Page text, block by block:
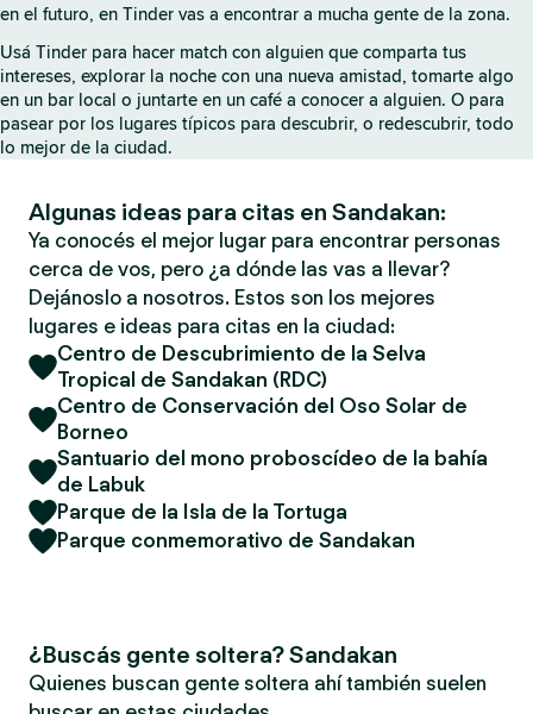
d
r
en el futuro, en Tinder vas a encontrar a mucha gente de la zona.
Usá Tinder para hacer match con alguien que comparta tus
intereses, explorar la noche con una nueva amistad, tomarte algo
en un bar local o juntarte en un café a conocer a alguien. O para
pasear por los lugares típicos para descubrir, o redescubrir, todo
lo mejor de la ciudad.
Algunas ideas para citas en Sandakan:
Ya conocés el mejor lugar para encontrar personas
cerca de vos, pero ¿a dónde las vas a llevar?
Dejánoslo a nosotros. Estos son los mejores
lugares e ideas para citas en la ciudad:
Centro de Descubrimiento de la Selva
Tropical de Sandakan (RDC)
Centro de Conservación del Oso Solar de
Borneo
Santuario del mono proboscídeo de la bahía
de Labuk
Parque de la Isla de la Tortuga
Parque conmemorativo de Sandakan
¿Buscás gente soltera? Sandakan
Quienes buscan gente soltera ahí también suelen